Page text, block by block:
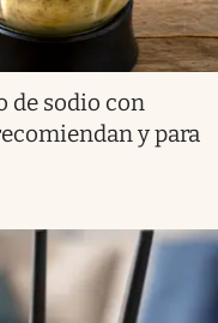
de sodio con
y para